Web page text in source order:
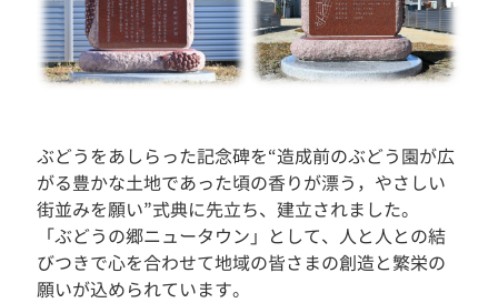
ぶどうをあしらった記念碑を“造成前のぶどう園が広
がる豊かな土地であった頃の香りが漂う，やさしい
街並みを願い”式典に先立ち、建立されました。
「ぶどうの郷ニュータウン」として、人と人との結
びつきで心を合わせて地域の皆さまの創造と繁栄の
願いが込められています。